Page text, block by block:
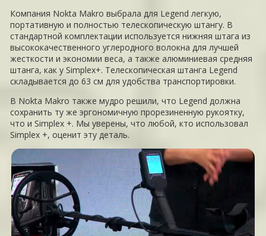
Компания Nokta Makro выбрала для Legend легкую,
портативную и полностью телескопическую штангу. В
стандартной комплектации используется нижняя штага из
высококачественного углеродного волокна для лучшей
жесткости и экономии веса, а также алюминиевая средняя
штанга, как у Simplex+. Телескопическая штанга Legend
складывается до 63 см для удобства транспортировки.
В Nokta Makro также мудро решили, что Legend должна
сохранить ту же эргономичную прорезиненную рукоятку,
что и Simplex +. Мы уверены, что любой, кто использовал
Simplex +, оценит эту деталь.